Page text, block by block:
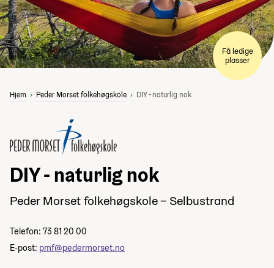
Få ledige
plasser
Hjem Peder Morset folkehøgskole DIY - naturlig nok
DIY - naturlig nok
Peder Morset folkehøgskole – Selbustrand
Telefon: 73 81 20 00
E-post: pmf@pedermorset.no